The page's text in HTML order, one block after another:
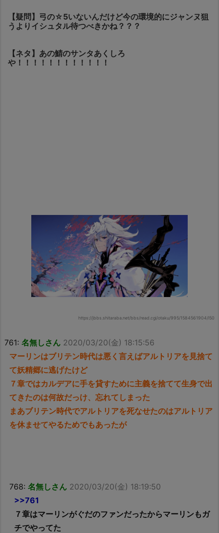
【疑問】弓の☆5いないんだけど今の環境的にジャンヌ狙
うよりイシュタル待つべきかね？？？
【ネタ】あの鯖のサンタあくしろ
や！！！！！！！！！！！！
https://jbbs.shitaraba.net/bbs/read.cgi/otaku/995/1584561904/l50
761: 名無しさん 2020/03/20(金) 18:15:56
マーリンはブリテン時代は悪く言えばアルトリアを見捨て
て妖精郷に逃げたけど
７章ではカルデアに手を貸すために主義を捨てて生身で出
てきたのは何故だっけ、忘れてしまった
まあブリテン時代でアルトリアを死なせたのはアルトリア
を休ませてやるためでもあったが
768: 名無しさん 2020/03/20(金) 18:19:50
>>761
７章はマーリンがぐだのファンだったからマーリンもガ
チでやってた